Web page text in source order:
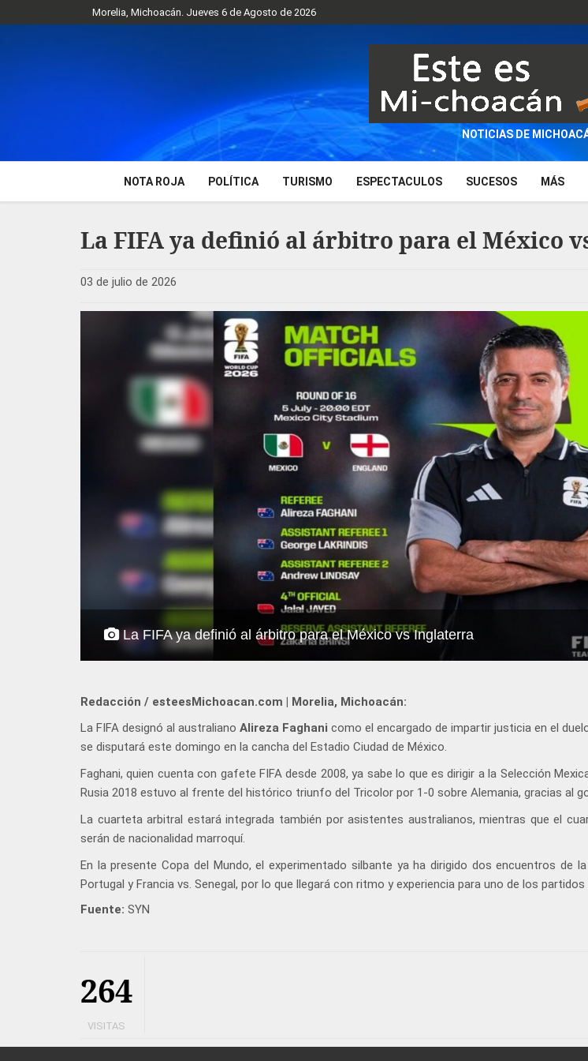
Morelia, Michoacán. Jueves 6 de Agosto de 2026
NOTICIAS DE
NOTA ROJA POLÍTICA TURISMO ESPECTACULOS SUCESOS MÁS
La FIFA ya definió al árbitro para el México
03 de julio de 2026
La FIFA ya definió al árbitro para el México vs Inglaterra
Redacción / esteesMichoacan.com | Morelia, Michoacán:
La FIFA designó al australianoAlireza Faghani como el encargado de impartir justicia en el
se disputará este domingo en la cancha del Estadio Ciudad de México.
Faghani, quien cuenta con gafete FIFA desde 2008, ya sabe lo que es dirigir a la Selección
Rusia 2018 estuvo al frente del histórico triunfo del Tricolor por 1-0 sobre Alemania, gracias al
La cuarteta arbitral estará integrada también por asistentes australianos, mientras que el
serán de nacionalidad marroquí.
En la presente Copa del Mundo, el experimentado silbante ya ha dirigido dos encuentros de
Portugal y Francia vs. Senegal, por lo que llegará con ritmo y experiencia para uno de los
Fuente: SYN
264
VISITAS